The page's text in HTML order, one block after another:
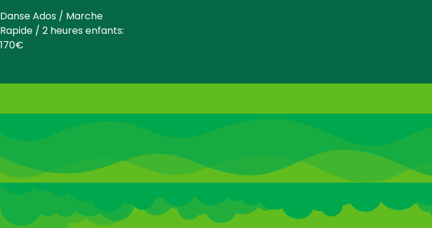
Danse Ados / Marche
Rapide / 2 heures enfants:
170€